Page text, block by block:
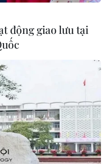
động giao lưu tại